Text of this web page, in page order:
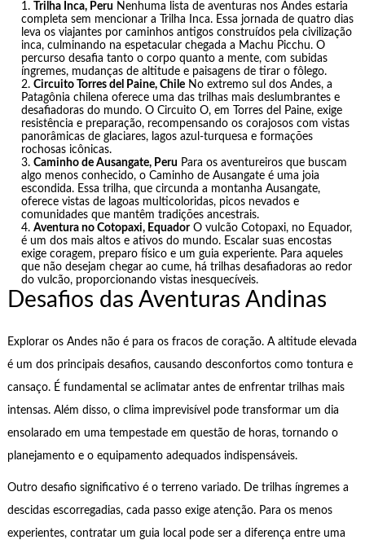
Trilha Inca, Peru Nenhuma lista de aventuras nos Andes estaria
completa sem mencionar a Trilha Inca. Essa jornada de quatro dias
leva os viajantes por caminhos antigos construídos pela civilização
inca, culminando na espetacular chegada a Machu Picchu. O
percurso desafia tanto o corpo quanto a mente, com subidas
íngremes, mudanças de altitude e paisagens de tirar o fôlego.
Circuito Torres del Paine, Chile No extremo sul dos Andes, a
Patagônia chilena oferece uma das trilhas mais deslumbrantes e
desafiadoras do mundo. O Circuito O, em Torres del Paine, exige
resistência e preparação, recompensando os corajosos com vistas
panorâmicas de glaciares, lagos azul-turquesa e formações
rochosas icônicas.
Caminho de Ausangate, Peru Para os aventureiros que buscam
algo menos conhecido, o Caminho de Ausangate é uma joia
escondida. Essa trilha, que circunda a montanha Ausangate,
oferece vistas de lagoas multicoloridas, picos nevados e
comunidades que mantêm tradições ancestrais.
Aventura no Cotopaxi, EquadorO vulcão Cotopaxi, no Equador,
é um dos mais altos e ativos do mundo. Escalar suas encostas
exige coragem, preparo físico e um guia experiente. Para aqueles
que não desejam chegar ao cume, há trilhas desafiadoras ao redor
do vulcão, proporcionando vistas inesquecíveis.
Desafios das Aventuras Andinas
Explorar os Andes não é para os fracos de coração. A altitude elevada
é um dos principais desafios, causando desconfortos como tontura e
cansaço. É fundamental se aclimatar antes de enfrentar trilhas mais
intensas. Além disso, o clima imprevisível pode transformar um dia
ensolarado em uma tempestade em questão de horas, tornando o
planejamento e o equipamento adequados indispensáveis.
Outro desafio significativo é o terreno variado. De trilhas íngremes a
descidas escorregadias, cada passo exige atenção. Para os menos
experientes, contratar um guia local pode ser a diferença entre uma